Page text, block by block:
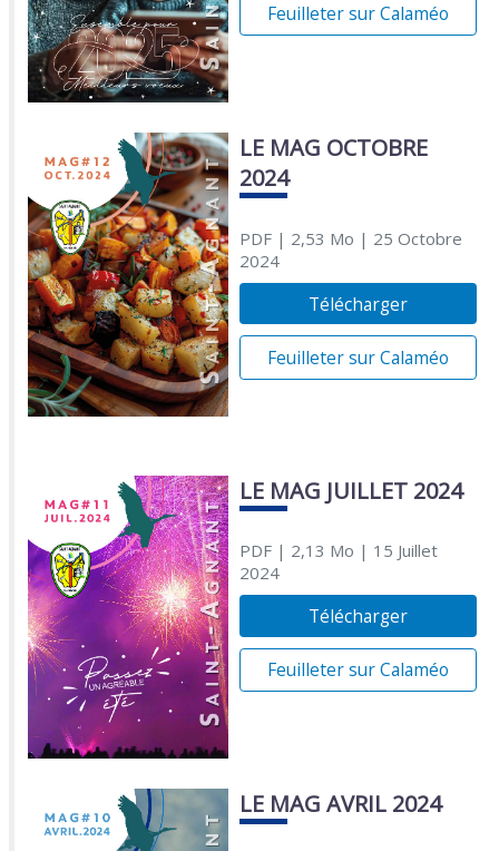
Feuilleter sur Calaméo
LE MAG OCTOBRE
2024
PDF| 2,53 Mo | 25 Octobre
2024
Télécharger
Feuilleter sur Calaméo
LE MAG JUILLET 2024
PDF| 2,13 Mo | 15 Juillet
2024
Télécharger
Feuilleter sur Calaméo
LE MAG AVRIL 2024